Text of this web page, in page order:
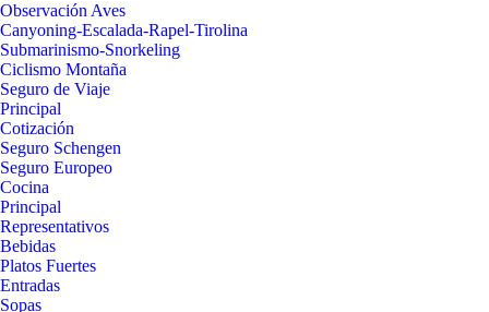
Observación Aves
Canyoning-Escalada-Rapel-Tirolina
Submarinismo-Snorkeling
Ciclismo Montaña
Seguro de Viaje
Principal
Cotización
Seguro Schengen
Seguro Europeo
Cocina
Principal
Representativos
Bebidas
Platos Fuertes
Entradas
Sopas